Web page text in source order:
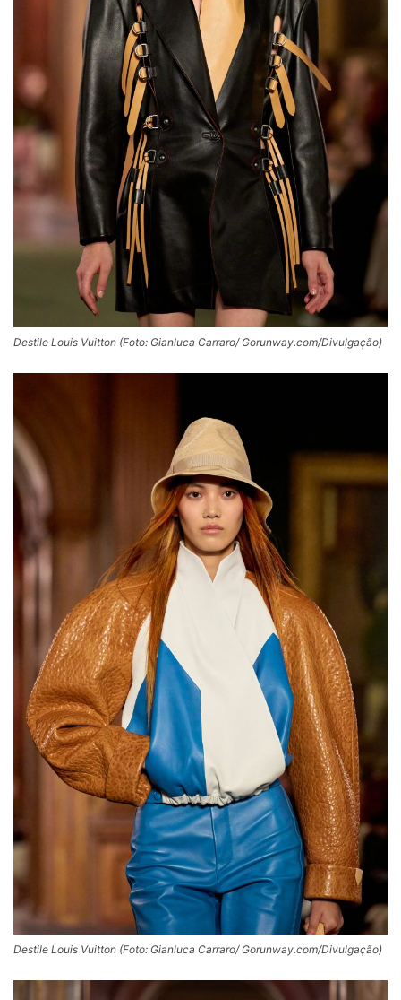
Destile Louis Vuitton (Foto: Gianluca Carraro/ Gorunway.com/Divulgação)
Destile Louis Vuitton (Foto: Gianluca Carraro/ Gorunway.com/Divulgação)